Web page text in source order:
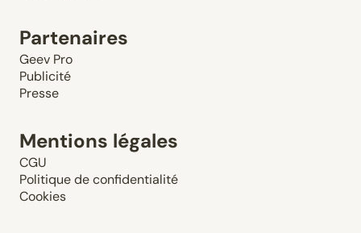
Partenaires
Geev Pro
Publicité
Presse
Mentions légales
CGU
Politique de confidentialité
Cookies